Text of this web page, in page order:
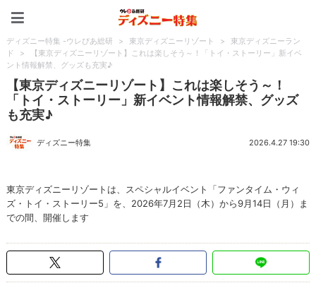
ディズニー特集 -ウレぴあ総研 > 東京ディズニーリゾート >
東京ディズニーラン
ド
>
【東京ディズニーリゾート】これは楽しそう～！「トイ・ストーリー」新イベ
ント情報解禁、グッズも充実♪
【東京ディズニーリゾート】これは楽しそう～！
「トイ・ストーリー」新イベント情報解禁、グッズ
も充実♪
ディズニー特集 2026.4.27 19:30
東京ディズニーリゾートは、スペシャルイベント「ファンタイム・ウィ
ズ・トイ・ストーリー5」を、2026年7月2日（木）から9月14日（月）ま
での間、開催します